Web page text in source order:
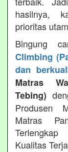
hasilnya,
prioritas
Bingung
Climbing
dan
Matras
Tebing)
Produsen
Matras
Kualitas